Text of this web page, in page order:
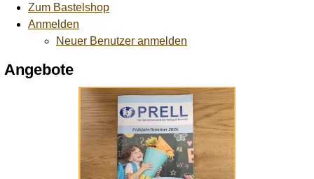
Zum Bastelshop
Anmelden
Neuer Benutzer anmelden
Angebote